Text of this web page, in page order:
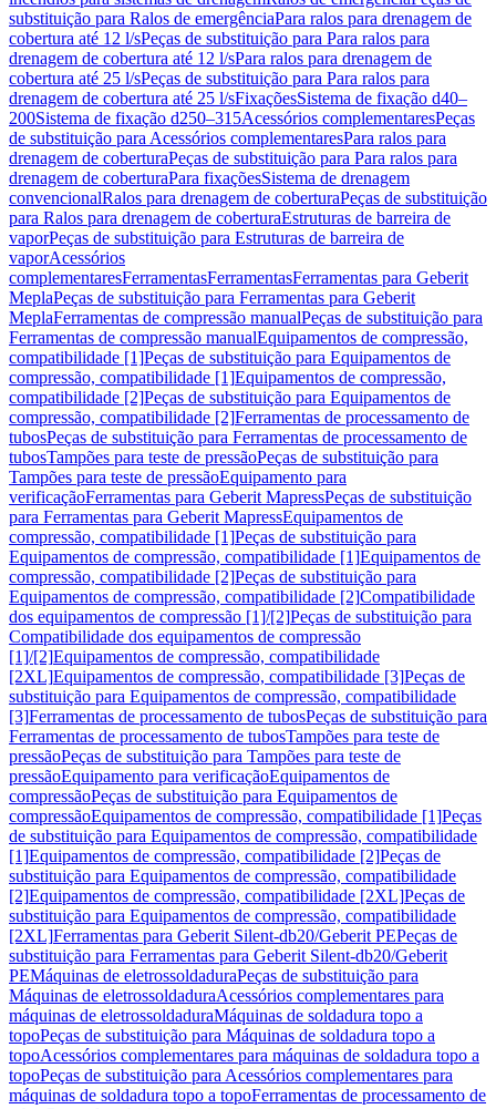
substituição para Ralos de emergênciaPara ralos para drenagem de
cobertura até 12 l/sPeças de substituição para Para ralos para
drenagem de cobertura até 12 l/sPara ralos para drenagem de
cobertura até 25 l/sPeças de substituição para Para ralos para
drenagem de cobertura até 25 l/sFixaçõesSistema de fixação d40–
200Sistema de fixação d250–315Acessórios complementaresPeças
de substituição para Acessórios complementaresPara ralos para
drenagem de coberturaPeças de substituição para Para ralos para
drenagem de coberturaPara fixaçõesSistema de drenagem
convencionalRalos para drenagem de coberturaPeças de substituição
para Ralos para drenagem de coberturaEstruturas de barreira de
vaporPeças de substituição para Estruturas de barreira de
vaporAcessórios
complementaresFerramentasFerramentasFerramentas para Geberit
MeplaPeças de substituição para Ferramentas para Geberit
MeplaFerramentas de compressão manualPeças de substituição para
Ferramentas de compressão manualEquipamentos de compressão,
compatibilidade [1]Peças de substituição para Equipamentos de
compressão, compatibilidade [1]Equipamentos de compressão,
compatibilidade [2]Peças de substituição para Equipamentos de
compressão, compatibilidade [2]Ferramentas de processamento de
tubosPeças de substituição para Ferramentas de processamento de
tubosTampões para teste de pressãoPeças de substituição para
Tampões para teste de pressãoEquipamento para
verificaçãoFerramentas para Geberit MapressPeças de substituição
para Ferramentas para Geberit MapressEquipamentos de
compressão, compatibilidade [1]Peças de substituição para
Equipamentos de compressão, compatibilidade [1]Equipamentos de
compressão, compatibilidade [2]Peças de substituição para
Equipamentos de compressão, compatibilidade [2]Compatibilidade
dos equipamentos de compressão [1]/[2]Peças de substituição para
Compatibilidade dos equipamentos de compressão
[1]/[2]Equipamentos de compressão, compatibilidade
[2XL]Equipamentos de compressão, compatibilidade [3]Peças de
substituição para Equipamentos de compressão, compatibilidade
[3]Ferramentas de processamento de tubosPeças de substituição para
Ferramentas de processamento de tubosTampões para teste de
pressãoPeças de substituição para Tampões para teste de
pressãoEquipamento para verificaçãoEquipamentos de
compressãoPeças de substituição para Equipamentos de
compressãoEquipamentos de compressão, compatibilidade [1]Peças
de substituição para Equipamentos de compressão, compatibilidade
[1]Equipamentos de compressão, compatibilidade [2]Peças de
substituição para Equipamentos de compressão, compatibilidade
[2]Equipamentos de compressão, compatibilidade [2XL]Peças de
substituição para Equipamentos de compressão, compatibilidade
[2XL]Ferramentas para Geberit Silent-db20/Geberit PEPeças de
substituição para Ferramentas para Geberit Silent-db20/Geberit
PEMáquinas de eletrossoldaduraPeças de substituição para
Máquinas de eletrossoldaduraAcessórios complementares para
máquinas de eletrossoldaduraMáquinas de soldadura topo a
topoPeças de substituição para Máquinas de soldadura topo a
topoAcessórios complementares para máquinas de soldadura topo a
topoPeças de substituição para Acessórios complementares para
máquinas de soldadura topo a topoFerramentas de processamento de